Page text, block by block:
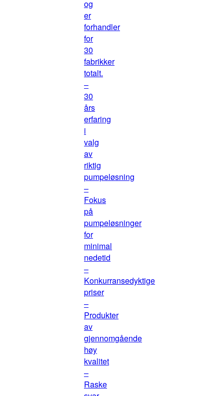
og
er
forhandler
for
30
fabrikker
totalt.
–
30
års
erfaring
i
valg
av
riktig
pumpeløsning
–
Fokus
på
pumpeløsninger
for
minimal
nedetid
–
Konkurransedyktige
priser
–
Produkter
av
gjennomgående
høy
kvalitet
–
Raske